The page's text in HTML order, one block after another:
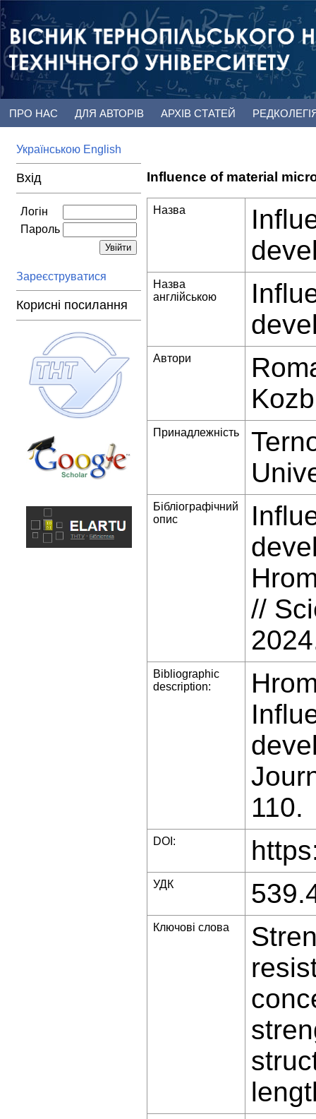
ПРО НАС ДЛЯ АВТОРІВ АРХІВ СТАТЕЙ
Українською English
Вхід
Логін
Пароль
Зареєструватися
Корисні посилання
Influence of material
Назва
Назва
англійською
Автори
Принадлежність
Бібліографічний
опис
//
Bibliographic
description:
110.
DOI:
УДК
Ключові слова